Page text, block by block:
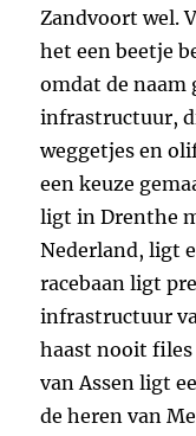
Zandvoort wel.
het een beetje
omdat de naam
infrastructuur,
weggetjes en
een keuze
ligt in Drenthe
Nederland, ligt
racebaan ligt
infrastructuur
haast nooit files
van Assen ligt
de heren van